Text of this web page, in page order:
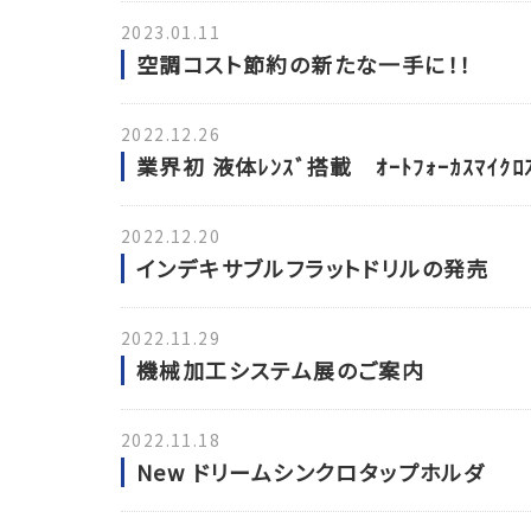
2023.01.11
空調コスト節約の新たな一手に！！
2022.12.26
業界初 液体ﾚﾝｽﾞ搭載 ｵｰﾄﾌｫｰｶｽﾏｲｸﾛ
2022.12.20
インデキサブルフラットドリルの発売
2022.11.29
機械加工システム展のご案内
2022.11.18
New ドリームシンクロタップホルダ